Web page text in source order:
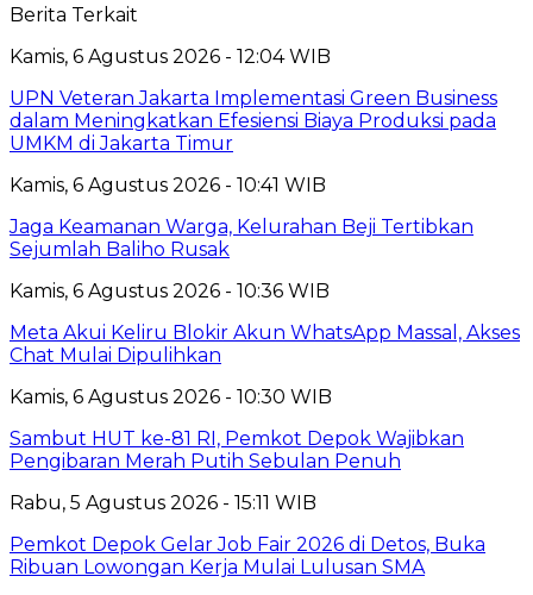
Berita Terkait
Kamis, 6 Agustus 2026 - 12:04 WIB
UPN Veteran Jakarta Implementasi Green Business
dalam Meningkatkan Efesiensi Biaya Produksi pada
UMKM di Jakarta Timur
Kamis, 6 Agustus 2026 - 10:41 WIB
Jaga Keamanan Warga, Kelurahan Beji Tertibkan
Sejumlah Baliho Rusak
Kamis, 6 Agustus 2026 - 10:36 WIB
Meta Akui Keliru Blokir Akun WhatsApp Massal, Akses
Chat Mulai Dipulihkan
Kamis, 6 Agustus 2026 - 10:30 WIB
Sambut HUT ke-81 RI, Pemkot Depok Wajibkan
Pengibaran Merah Putih Sebulan Penuh
Rabu, 5 Agustus 2026 - 15:11 WIB
Pemkot Depok Gelar Job Fair 2026 di Detos, Buka
Ribuan Lowongan Kerja Mulai Lulusan SMA